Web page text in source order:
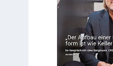
e
r
L
o
e
U
n